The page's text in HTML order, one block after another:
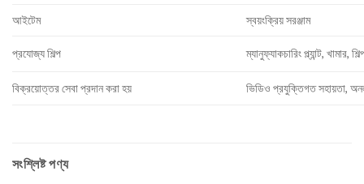
আইটেম স্বয়ংক্রিয় সরঞ্জাম
প্রযোজ্য শিল্প ম্যানুফ্যাকচারিং প্ল্যান্ট, খামার,
বিক্রয়োত্তর সেবা প্রদান করা হয় ভিডিও প্রযুক্তিগত সহায়তা,
সংশ্লিষ্ট পণ্য